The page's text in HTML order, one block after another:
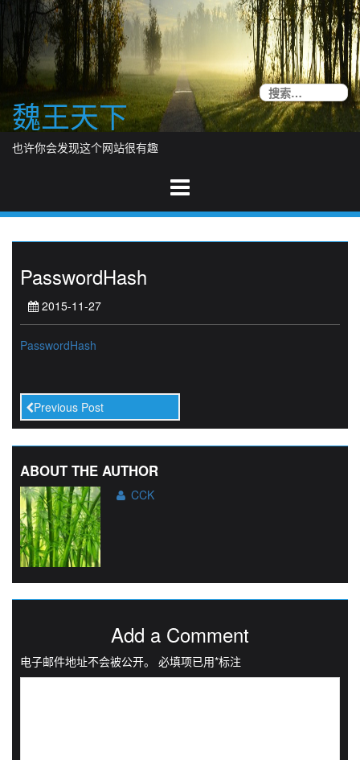
content
魏王天下
也许你会发现这个网站很有趣
搜
PasswordHash
2015-11-27
PasswordHash
Previous Post
ABOUT THE AUTHOR
CCK
Add a Comment
电子邮件地址不会被公开。 必填项已用*标注